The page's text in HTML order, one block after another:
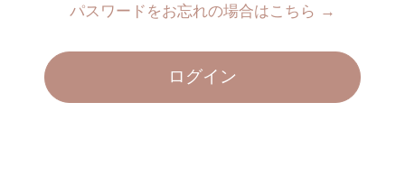
パスワードをお忘れの場合はこちら →